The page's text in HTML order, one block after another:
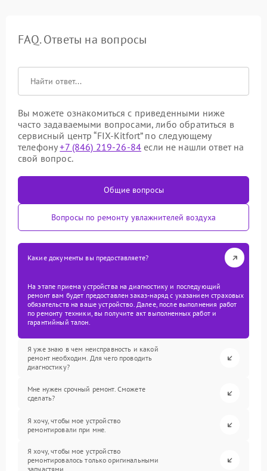
FAQ. Ответы на вопросы
Вы можете ознакомиться с приведенными ниже
часто задаваемыми вопросами, либо обратиться в
сервисный центр “FIX-Kitfort” по следующему
телефону+7 (846) 219-26-84 если не нашли ответ на
свой вопрос.
Общие вопросы
Вопросы по ремонту увлажнителей воздуха
Какие документы вы предоставляете?
На этапе приема устройства на диагностику и последующий
ремонт вам будет предоставлен заказ-наряд с указанием страховых
обязательств на ваше устройство. Далее, после выполнения работ
по ремонту техники, вы получите акт выполненных работ и
гарантийный талон.
Я уже знаю в чем неисправность и какой
ремонт необходим. Для чего проводить
диагностику?
Мне нужен срочный ремонт. Сможете
сделать?
Я хочу, чтобы мое устройство
ремонтировали при мне.
Я хочу, чтобы мое устройство
ремонтировалось только оригинальными
запчастями.